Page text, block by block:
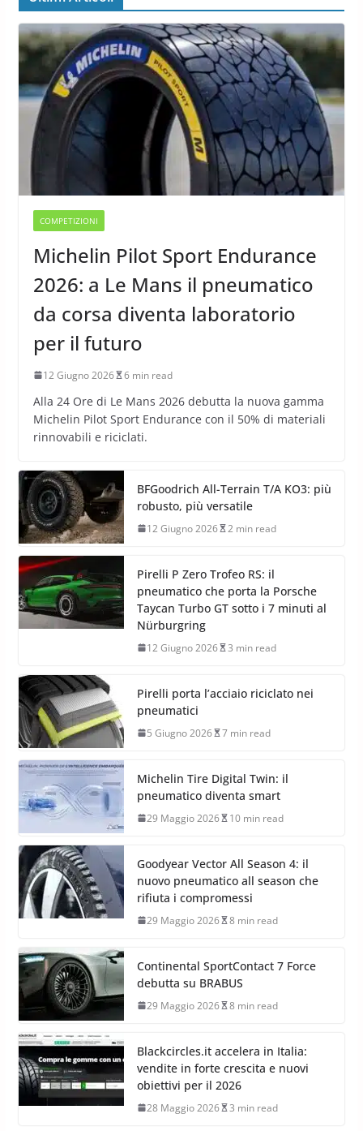
COMPETIZIONI
Michelin Pilot Sport Endurance
2026: a Le Mans il pneumatico
da corsa diventa laboratorio
per il futuro
12 Giugno 2026 6 min read
Alla 24 Ore di Le Mans 2026 debutta la nuova gamma
Michelin Pilot Sport Endurance con il 50% di materiali
rinnovabili e riciclati.
BFGoodrich All-Terrain T/A KO3: più
robusto, più versatile
12 Giugno 2026 2 min read
Pirelli P Zero Trofeo RS: il
pneumatico che porta la Porsche
Taycan Turbo GT sotto i 7 minuti al
Nürburgring
12 Giugno 2026 3 min read
Pirelli porta l’acciaio riciclato nei
pneumatici
5 Giugno 2026 7 min read
Michelin Tire Digital Twin: il
pneumatico diventa smart
29 Maggio 2026 10 min read
Goodyear Vector All Season 4: il
nuovo pneumatico all season che
rifiuta i compromessi
29 Maggio 2026 8 min read
Continental SportContact 7 Force
debutta su BRABUS
29 Maggio 2026 8 min read
Blackcircles.it accelera in Italia:
vendite in forte crescita e nuovi
obiettivi per il 2026
28 Maggio 2026 3 min read